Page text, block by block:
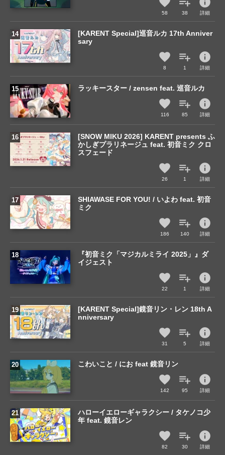
58 38 詳細
[KARENT Special]巡音ルカ 17th Anniver
sary
8 1
info
詳細
ラッキースター / zensen feat. 巡音ルカ
116 85
info
詳細
[SNOW MIKU 2026] KARENT presents ふ
かしぎプラリネージュ feat. 初音ミク クロ
スフェード
26 1
info
詳細
SHIAWASE FOR YOU! / いよわ feat. 初音
ミク
186 140
info
詳細
『初音ミク「マジカルミライ 2025」』ダ
イジェスト
22 1
info
詳細
[KARENT Special]鏡音リン・レン 18th A
nniversary
31 5
info
詳細
こわいこと / にお feat 鏡音リン
142 95
info
詳細
ハローイエローギャラクシー / タケノコ少
年 feat. 鏡音レン
82 30
info
詳細